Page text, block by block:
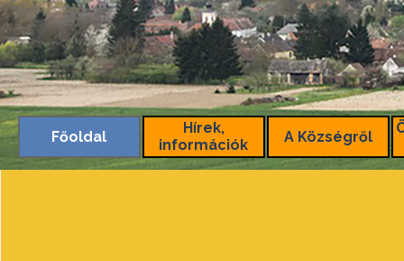
Főoldal
Hírek,
információk
A Községről